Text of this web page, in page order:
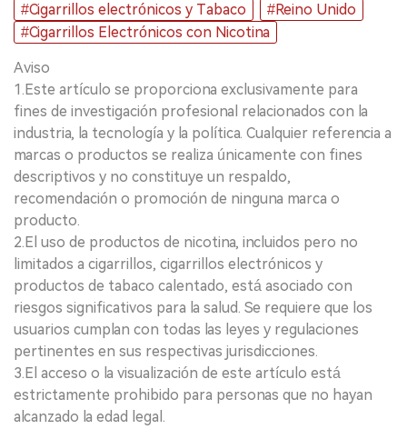
#Cigarrillos electrónicos y Tabaco
#Reino Unido
#Cigarrillos Electrónicos con Nicotina
Aviso
1.Este artículo se proporciona exclusivamente para
fines de investigación profesional relacionados con la
industria, la tecnología y la política. Cualquier referencia a
marcas o productos se realiza únicamente con fines
descriptivos y no constituye un respaldo,
recomendación o promoción de ninguna marca o
producto.
2.El uso de productos de nicotina, incluidos pero no
limitados a cigarrillos, cigarrillos electrónicos y
productos de tabaco calentado, está asociado con
riesgos significativos para la salud. Se requiere que los
usuarios cumplan con todas las leyes y regulaciones
pertinentes en sus respectivas jurisdicciones.
3.El acceso o la visualización de este artículo está
estrictamente prohibido para personas que no hayan
alcanzado la edad legal.